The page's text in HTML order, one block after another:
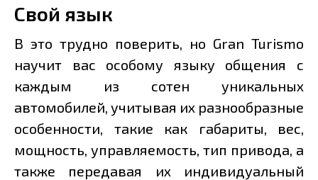
Свой язык
В это трудно поверить, но Gran Turismo
научит вас особому языку общения с
каждым из сотен уникальных
автомобилей, учитывая их разнообразные
особенности, такие как габариты, вес,
мощность, управляемость, тип привода, а
также передавая их индивидуальный